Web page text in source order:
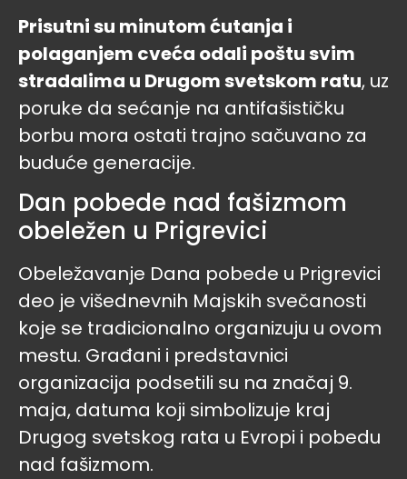
Prisutni su minutom ćutanja i
polaganjem cveća odali poštu svim
stradalima u Drugom svetskom ratu, uz
poruke da sećanje na antifašističku
borbu mora ostati trajno sačuvano za
buduće generacije.
Dan pobede nad fašizmom
obeležen u Prigrevici
Obeležavanje Dana pobede u Prigrevici
deo je višednevnih Majskih svečanosti
koje se tradicionalno organizuju u ovom
mestu. Građani i predstavnici
organizacija podsetili su na značaj 9.
maja, datuma koji simbolizuje kraj
Drugog svetskog rata u Evropi i pobedu
nad fašizmom.